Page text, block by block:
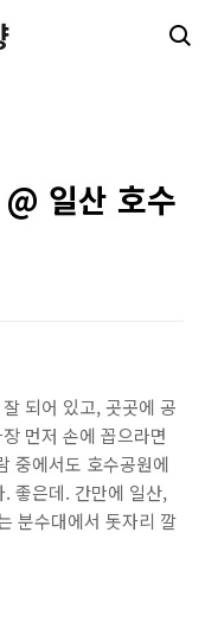
일산 호수
되어 있고, 곳곳에 공
먼저 손에 꼽으라면
중에서도 호수공원에
좋은데. 간만에 일산,
분수대에서 돗자리 깔